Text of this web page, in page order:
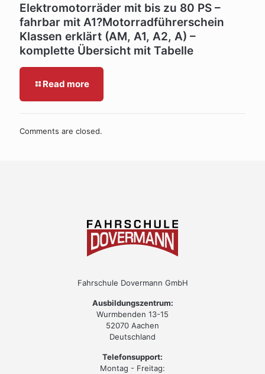
Elektromotorräder mit bis zu 80 PS –
fahrbar mit A1?Motorradführerschein
Klassen erklärt (AM, A1, A2, A) –
komplette Übersicht mit Tabelle
Read more
Comments are closed.
Fahrschule Dovermann GmbH
Ausbildungszentrum:
Wurmbenden 13-15
52070 Aachen
Deutschland
Telefonsupport:
Montag - Freitag: